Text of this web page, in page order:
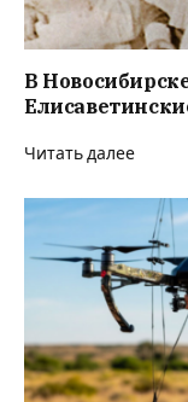
В
Читать далее